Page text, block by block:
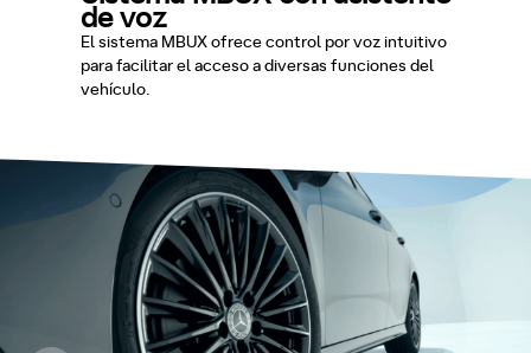
de voz
El sistema MBUX ofrece control por voz intuitivo
para facilitar el acceso a diversas funciones del
vehículo.